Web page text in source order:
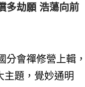
多劫願 浩蕩向前
分會禪修營上輯，
主題，覺妙通明